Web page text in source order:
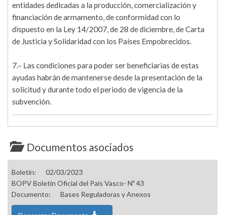
entidades dedicadas a la producción, comercialización y
financiación de armamento, de conformidad con lo
dispuesto en la Ley 14/2007, de 28 de diciembre, de Carta
de Justicia y Solidaridad con los Países Empobrecidos.
7.– Las condiciones para poder ser beneficiarias de estas
ayudas habrán de mantenerse desde la presentación de la
solicitud y durante todo el periodo de vigencia de la
subvención.
Documentos asociados
Boletín:
02/03/2023
BOPV Boletín Oficial del País Vasco- Nº 43
Documento:
Bases Reguladoras y Anexos